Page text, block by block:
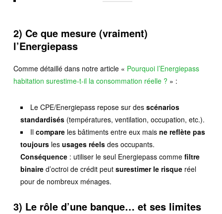
2) Ce que mesure (vraiment)
l’Energiepass
Comme détaillé dans notre article « Pourquoi l’Energiepass
habitation surestime-t-il la consommation réelle ? » :
Le CPE/Energiepass repose sur des scénarios
standardisés(températures, ventilation, occupation, etc.).
Il compareles bâtiments entre eux mais ne reflète pas
toujoursles usages réelsdes occupants.
Conséquence: utiliser le seul Energiepass comme filtre
binaired’octroi de crédit peut surestimer le risqueréel
pour de nombreux ménages.
3) Le rôle d’une banque… et ses limites